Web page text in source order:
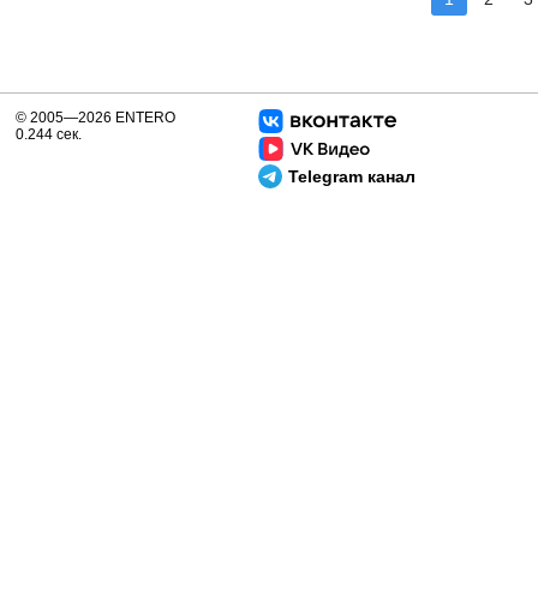
Telegram канал
© 2005—2026 ENTERO
0.244 сек.